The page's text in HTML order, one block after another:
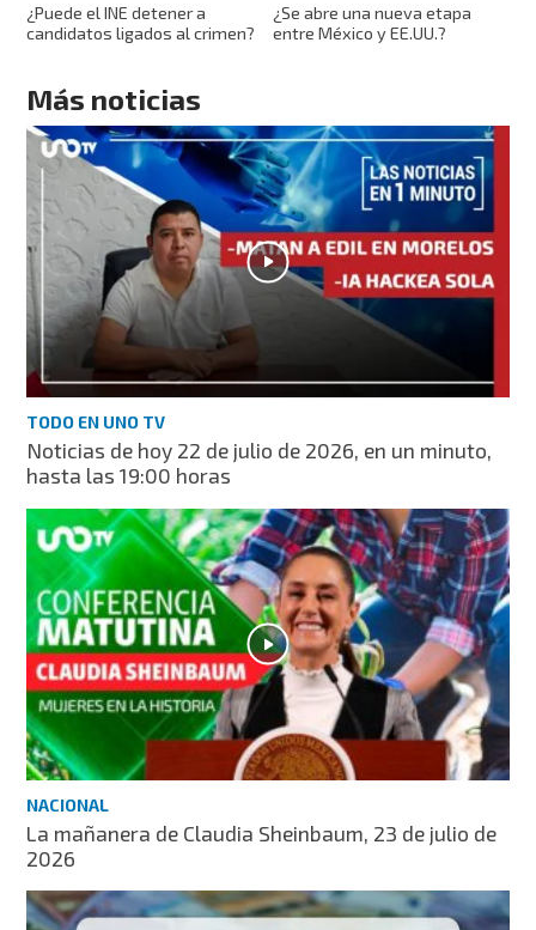
¿Puede el INE detener a
candidatos ligados al crimen?
¿Se abre una nueva etapa
entre México y EE.UU.?
Más noticias
TODO EN UNO TV
Noticias de hoy 22 de julio de 2026, en un minuto,
hasta las 19:00 horas
NACIONAL
La mañanera de Claudia Sheinbaum, 23 de julio de
2026